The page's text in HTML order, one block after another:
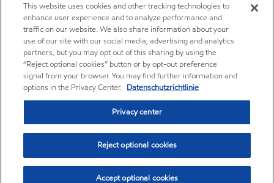
This website uses cookies and other tracking technologies to
enhance user experience and to analyze performance and
traffic on our website. We also share information about your
use of our site with our social media, advertising and analytics
partners, but you may opt out of this sharing by using the
“Reject optional cookies” button or by opt-out preference
signal from your browser. You may find further information and
options in the Privacy Center. Datenschutzrichtlinie
Privacy center
Reject optional cookies
Accept optional cookies